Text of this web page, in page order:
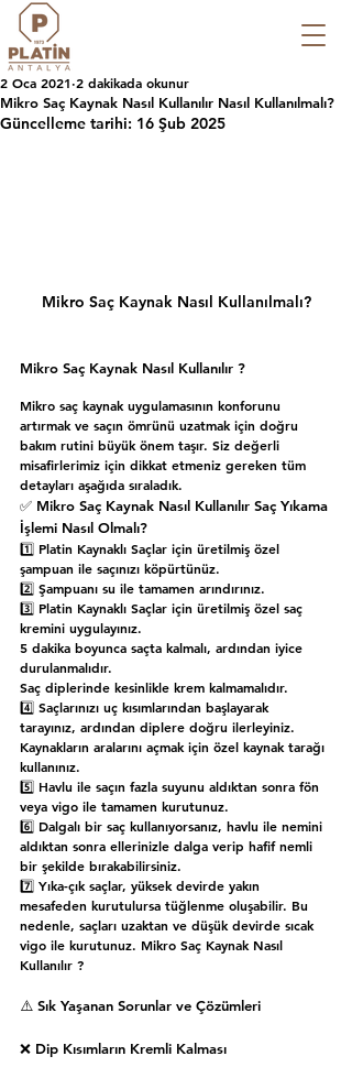
Mikro Saç Kaynak Nasıl Kullanılır Nasıl Kullanılmalı?
2 Oca 2021 2 dakikada okunur
Güncelleme tarihi: 16 Şub 2025
Mikro Saç Kaynak Nasıl Kullanılmalı?
Mikro Saç Kaynak Nasıl Kullanılır ?
Mikro saç kaynak uygulamasının konforunu
artırmak ve saçın ömrünü uzatmak için doğru
bakım rutini büyük önem taşır. Siz değerli
misafirlerimiz için dikkat etmeniz gereken tüm
detayları aşağıda sıraladık.
✅ Mikro Saç Kaynak Nasıl Kullanılır Saç Yıkama
İşlemi Nasıl Olmalı?
1️⃣ Platin Kaynaklı Saçlar için üretilmiş özel
şampuan ile saçınızı köpürtünüz.
2️⃣ Şampuanı su ile tamamen arındırınız.
3️⃣ Platin Kaynaklı Saçlar için üretilmiş özel saç
kremini uygulayınız.
5 dakika boyunca saçta kalmalı, ardından iyice
durulanmalıdır.
Saç diplerinde kesinlikle krem kalmamalıdır.
4️⃣ Saçlarınızı uç kısımlarından başlayarak
tarayınız, ardından diplere doğru ilerleyiniz.
Kaynakların aralarını açmak için özel kaynak tarağı
kullanınız.
5️⃣ Havlu ile saçın fazla suyunu aldıktan sonra fön
veya vigo ile tamamen kurutunuz.
6️⃣ Dalgalı bir saç kullanıyorsanız, havlu ile nemini
aldıktan sonra ellerinizle dalga verip hafif nemli
bir şekilde bırakabilirsiniz.
7️⃣ Yıka-çık saçlar, yüksek devirde yakın
mesafeden kurutulursa tüğlenme oluşabilir. Bu
nedenle, saçları uzaktan ve düşük devirde sıcak
vigo ile kurutunuz. Mikro Saç Kaynak Nasıl
Kullanılır ?
⚠️ Sık Yaşanan Sorunlar ve Çözümleri
❌ Dip Kısımların Kremli Kalması